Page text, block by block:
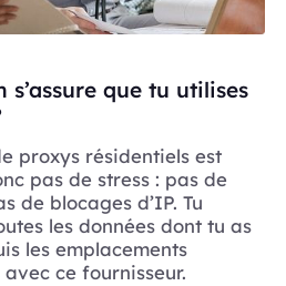
s’assure que tu utilises
proxys résidentiels est
pas de stress : pas de
de blocages d’IP. Tu
les données dont tu as
les emplacements
ce fournisseur.